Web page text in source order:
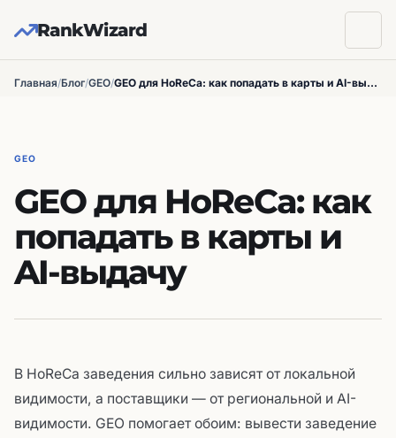
RankWizard
Главная/Блог/GEO/ GEO для HoReCa: как попадать в карты и AI-выдачу
GEO
GEO для HoReCa: как
попадать в карты и
AI-выдачу
В HoReCa заведения сильно зависят от локальной
видимости, а поставщики — от региональной и AI-
видимости. GEO помогает обоим: вывести заведение